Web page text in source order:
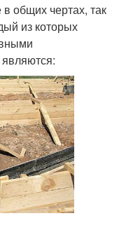
общих чертах, так
из которых